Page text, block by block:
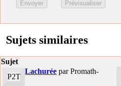
Sujets similaires
Sujet
P2T
Lachurée par Promath-